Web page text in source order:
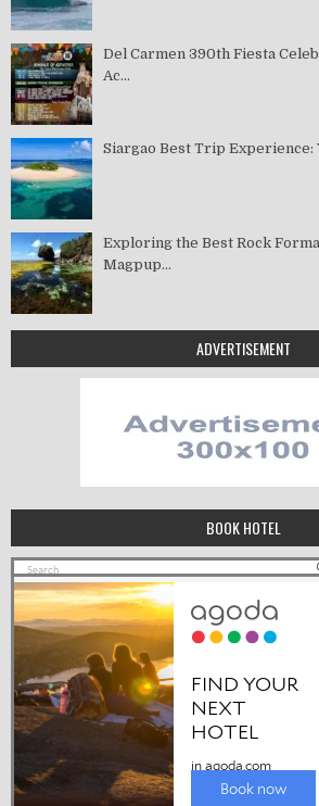
Del Carmen 390th Fiesta
Ac...
Siargao Best Trip Experience:
Exploring the Best Rock
Magpup...
ADVERTISEMENT
BOOK HOTEL